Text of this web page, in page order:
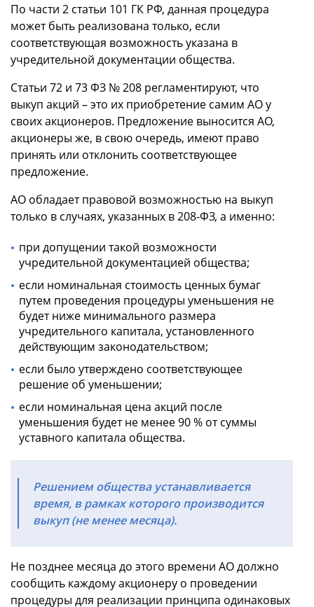
По части 2 статьи 101 ГК РФ, данная процедура
может быть реализована только, если
соответствующая возможность указана в
учредительной документации общества.
Статьи 72 и 73 ФЗ № 208 регламентируют, что
выкуп акций – это их приобретение самим АО у
своих акционеров. Предложение выносится АО,
акционеры же, в свою очередь, имеют право
принять или отклонить соответствующее
предложение.
АО обладает правовой возможностью на выкуп
только в случаях, указанных в 208-ФЗ, а именно:
при допущении такой возможности
учредительной документацией общества;
если номинальная стоимость ценных бумаг
путем проведения процедуры уменьшения не
будет ниже минимального размера
учредительного капитала, установленного
действующим законодательством;
если было утверждено соответствующее
решение об уменьшении;
если номинальная цена акций после
уменьшения будет не менее 90 % от суммы
уставного капитала общества.
Решением общества устанавливается
время, в рамках которого производится
выкуп (не менее месяца).
Не позднее месяца до этого времени АО должно
сообщить каждому акционеру о проведении
процедуры для реализации принципа одинаковых